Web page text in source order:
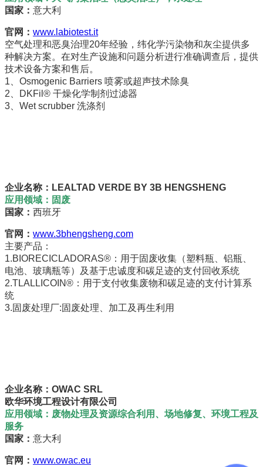
国家： 意大利
官网： www.labiotest.it
空气处理和恶臭治理20年经验，纬化学污染物和灰尘提供多
种解决方案。在对生产设施和问题分析进行准确调查后，提供
技术设备方案和售后。
1、Osmogenic Barriers 喷雾或超声技术除臭
2、DKFil® 干燥化学制剂过滤器
3、Wet scrubber 洗涤剂
企业名称：LEALTAD VERDE BY 3B HENGSHENG
应用领域：固废
国家： 西班牙
官网： www.3bhengsheng.com
主要产品：
1.BIORECICLADORAS®：用于固废收集（塑料瓶、铝瓶、
电池、玻璃瓶等）及基于忠诚度和碳足迹的支付回收系统
2.TLALLICOIN®：用于支付收集废物和碳足迹的支付计算系
统
3.固废处理厂:固废处理、加工及再生利用
企业名称：OWAC SRL
欧华环境工程设计有限公司
应用领域：废物处理及资源综合利用、场地修复、环境工程及
服务
国家： 意大利
官网： www.owac.eu